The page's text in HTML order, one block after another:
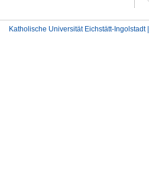
Katholische Universität Eichstätt-Ingolstadt